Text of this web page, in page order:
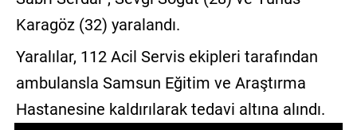
Kullanıcı
Sözleşmesi
Karagöz (32) yaralandı.
Yaralılar, 112 Acil Servis ekipleri tarafından
ambulansla Samsun Eğitim ve Araştırma
Hastanesine kaldırılarak tedavi altına alındı.